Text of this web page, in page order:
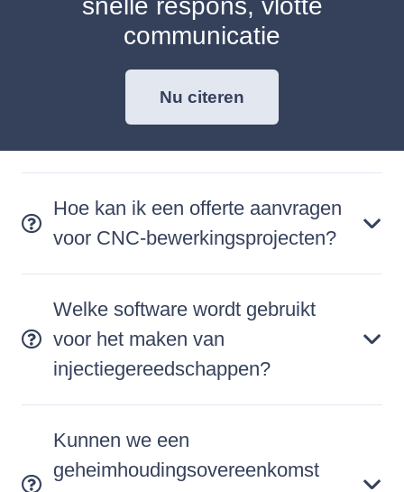
snelle respons, vlotte
communicatie
Nu citeren
Hoe kan ik een offerte aanvragen
voor CNC-bewerkingsprojecten?
Welke software wordt gebruikt
voor het maken van
injectiegereedschappen?
Kunnen we een
geheimhoudingsovereenkomst